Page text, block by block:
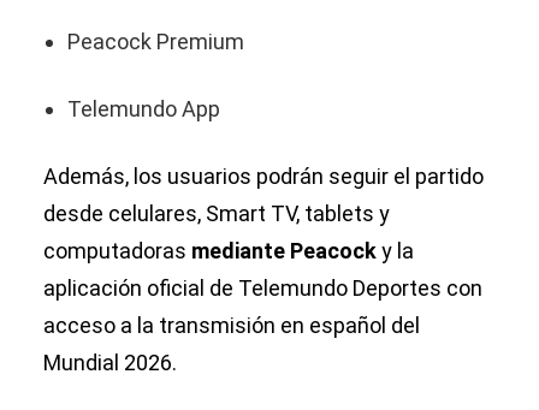
Peacock Premium
Telemundo App
Además, los usuarios podrán seguir el partido
desde celulares, Smart TV, tablets y
computadoras mediante Peacocky la
aplicación oficial de Telemundo Deportes con
acceso a la transmisión en español del
Mundial 2026.